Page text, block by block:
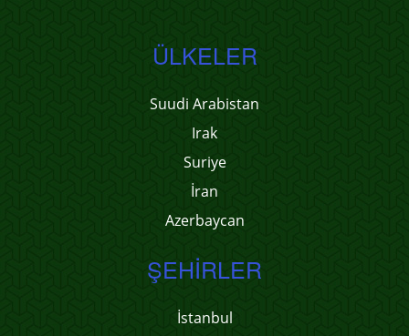
ÜLKELER
Suudi Arabistan
Irak
Suriye
İran
Azerbaycan
ŞEHIRLER
İstanbul